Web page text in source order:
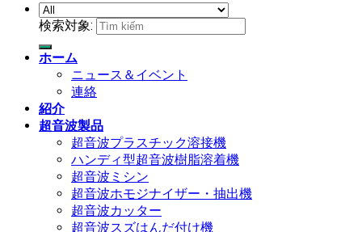
検索対象:
ホーム
ニュース＆イベント
連絡
紹介
超音波製品
超音波プラスチック溶接機
ハンディ型超音波樹脂溶着機
超音波ミシン
超音波ホモジナイザー・抽出機
超音波カッター
超音波スズはんだ付け機